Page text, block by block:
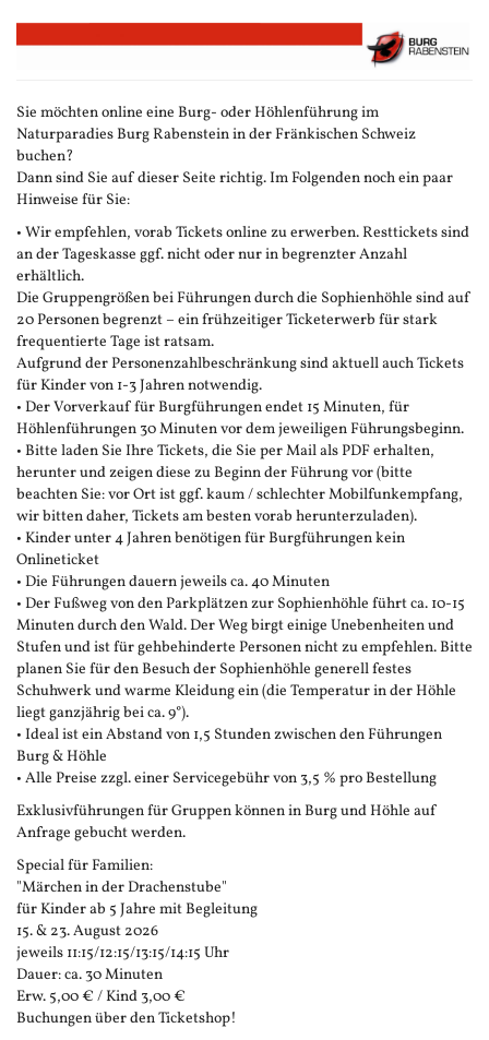
Zum
Haupt-
Sie möchten online eine Burg- oder Höhlenführung im
Naturparadies Burg Rabenstein in der Fränkischen Schweiz
buchen?
Dann sind Sie auf dieser Seite richtig. Im Folgenden noch ein paar
Hinweise für Sie:
• Wir empfehlen, vorab Tickets online zu erwerben. Resttickets sind
an der Tageskasse ggf. nicht oder nur in begrenzter Anzahl
erhältlich.
Die Gruppengrößen bei Führungen durch die Sophienhöhle sind auf
20 Personen begrenzt – ein frühzeitiger Ticketerwerb für stark
frequentierte Tage ist ratsam.
Aufgrund der Personenzahlbeschränkung sind aktuell auch Tickets
für Kinder von 1-3 Jahren notwendig.
• Der Vorverkauf für Burgführungen endet 15 Minuten, für
Höhlenführungen 30 Minuten vor dem jeweiligen Führungsbeginn.
• Bitte laden Sie Ihre Tickets, die Sie per Mail als PDF erhalten,
herunter und zeigen diese zu Beginn der Führung vor (bitte
beachten Sie: vor Ort ist ggf. kaum / schlechter Mobilfunkempfang,
wir bitten daher, Tickets am besten vorab herunterzuladen).
• Kinder unter 4 Jahren benötigen für Burgführungen kein
Onlineticket
• Die Führungen dauern jeweils ca. 40 Minuten
• Der Fußweg von den Parkplätzen zur Sophienhöhle führt ca. 10-15
Minuten durch den Wald. Der Weg birgt einige Unebenheiten und
Stufen und ist für gehbehinderte Personen nicht zu empfehlen. Bitte
planen Sie für den Besuch der Sophienhöhle generell festes
Schuhwerk und warme Kleidung ein (die Temperatur in der Höhle
liegt ganzjährig bei ca. 9°).
• Ideal ist ein Abstand von 1,5 Stunden zwischen den Führungen
Burg & Höhle
• Alle Preise zzgl. einer Servicegebühr von 3,5 % pro Bestellung
Exklusivführungen für Gruppen können in Burg und Höhle auf
Anfrage gebucht werden.
Special für Familien:
"Märchen in der Drachenstube"
für Kinder ab 5 Jahre mit Begleitung
15. & 23. August 2026
jeweils 11:15/12:15/13:15/14:15 Uhr
Dauer: ca. 30 Minuten
Erw. 5,00 € / Kind 3,00 €
Buchungen über den Ticketshop!